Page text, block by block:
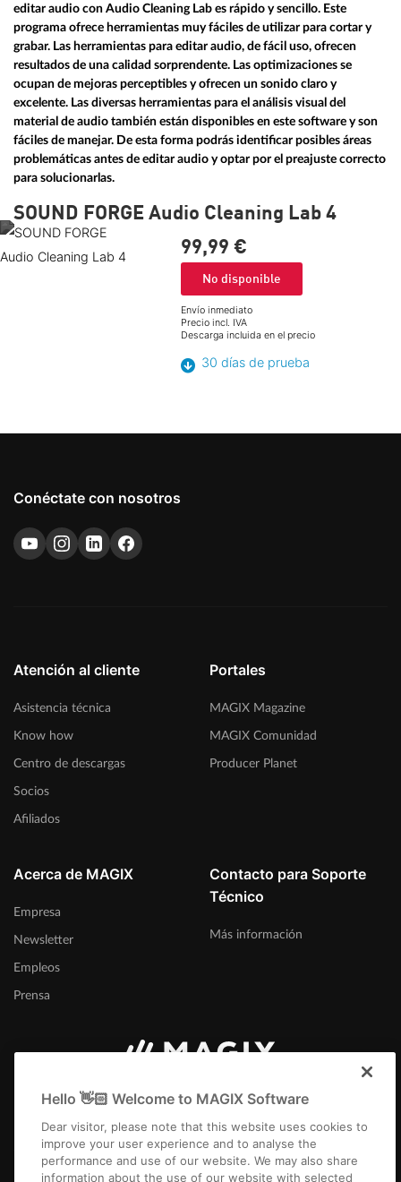
editar audio con Audio Cleaning Lab es rápido y sencillo. Este
programa ofrece herramientas muy fáciles de utilizar para cortar y
grabar. Las herramientas para editar audio, de fácil uso, ofrecen
resultados de una calidad sorprendente. Las optimizaciones se
ocupan de mejoras perceptibles y ofrecen un sonido claro y
excelente. Las diversas herramientas para el análisis visual del
material de audio también están disponibles en este software y son
fáciles de manejar. De esta forma podrás identificar posibles áreas
problemáticas antes de editar audio y optar por el preajuste correcto
para solucionarlas.
SOUND FORGE Audio Cleaning Lab 4
99,99 €
No disponible
Envío inmediato
Precio incl. IVA
Descarga incluida en el precio
30 días de prueba
Conéctate con nosotros
Atención al cliente
Asistencia técnica
Know how
Centro de descargas
Socios
Afiliados
Portales
MAGIX Magazine
MAGIX Comunidad
Producer Planet
Acerca de MAGIX
Empresa
Newsletter
Empleos
Prensa
Contacto para Soporte
Técnico
Más información
España
Hello 👋🏻 Welcome to MAGIX Software
Dear visitor, please note that this website uses cookies to
improve your user experience and to analyse the
performance and use of our website. We may also share
information about the use of our website with selected